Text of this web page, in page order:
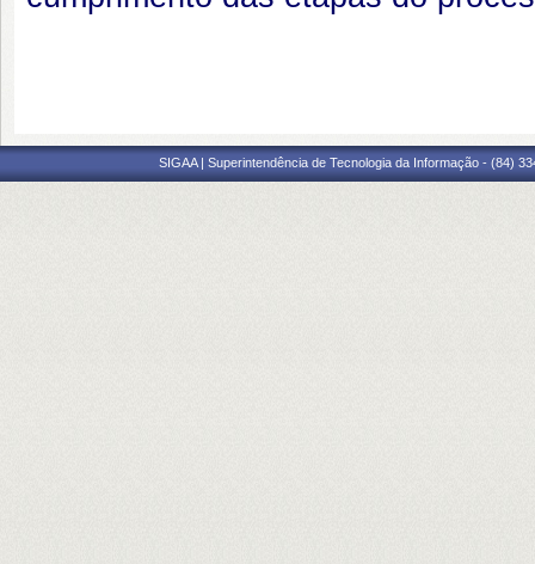
SIGAA | Superintendência de Tecnologia da Informação - (84)